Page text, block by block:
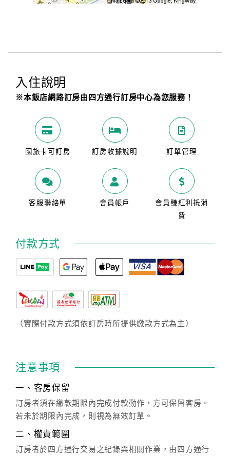
入住說明
※本飯店網路訂房由四方通行訂房中心為您服務！
國旅卡可訂房 訂房收據說明 訂單管理
客服聯絡單 會員帳戶
會員賺紅利抵消
費
付款方式
（實際付款方式須依訂房時所提供繳款方式為主）
注意事項
一、客房保留
訂房者須在繳款期限內完成付款動作，方可保留客房。
若未於期限內完成，則視為無效訂單。
二、權責範圍
訂房者於四方通行交易之紀錄與相關作業，由四方通行